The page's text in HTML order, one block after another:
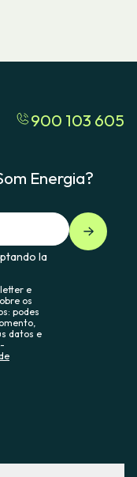
900 103 605
Energia?
la
e
os
podes
datos e